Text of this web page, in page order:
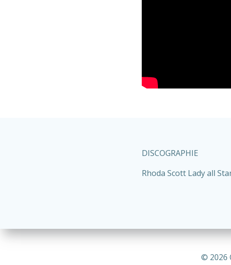
DISCOGRAPHIE
Rhoda Scott Lady all
© 2026